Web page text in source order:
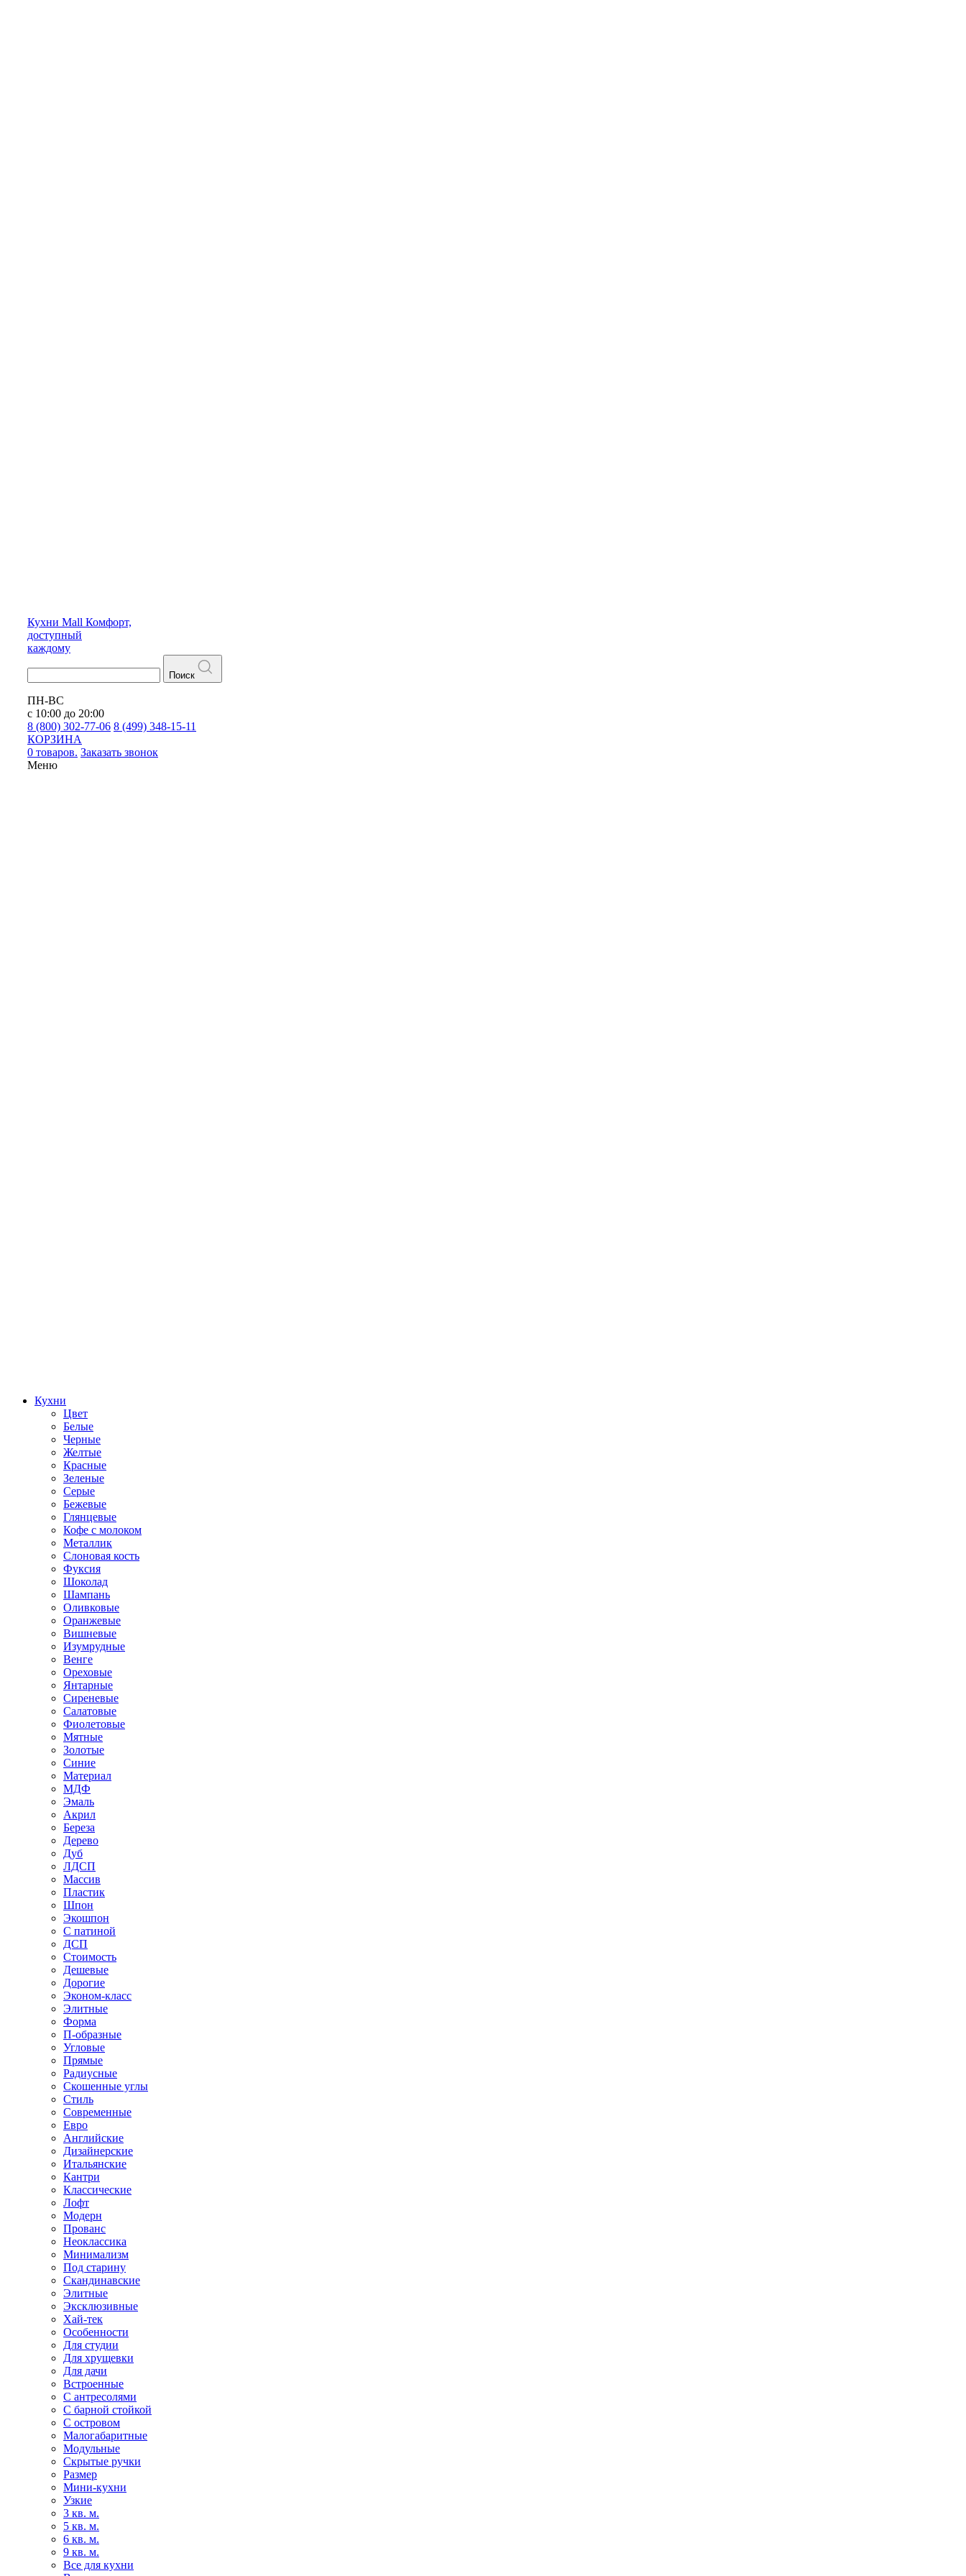
Кухни Mall Комфорт,
доступный
каждому
Поиск
ПН-ВС
с 10:00 до 20:00
8 (800) 302-77-06 8 (499) 348-15-11
КОРЗИНА
0 товаров. Заказать звонок
Меню
Кухни
Цвет
Белые
Черные
Желтые
Красные
Зеленые
Серые
Бежевые
Глянцевые
Кофе с молоком
Металлик
Слоновая кость
Фуксия
Шоколад
Шампань
Оливковые
Оранжевые
Вишневые
Изумрудные
Венге
Ореховые
Янтарные
Сиреневые
Салатовые
Фиолетовые
Мятные
Золотые
Синие
Материал
МДФ
Эмаль
Акрил
Береза
Дерево
Дуб
ЛДСП
Массив
Пластик
Шпон
Экошпон
С патиной
ДСП
Стоимость
Дешевые
Дорогие
Эконом-класс
Элитные
Форма
П-образные
Угловые
Прямые
Радиусные
Скошенные углы
Стиль
Современные
Евро
Английские
Дизайнерские
Итальянские
Кантри
Классические
Лофт
Модерн
Прованс
Неоклассика
Минимализм
Под старину
Скандинавские
Элитные
Эксклюзивные
Хай-тек
Особенности
Для студии
Для хрущевки
Для дачи
Встроенные
С антресолями
С барной стойкой
С островом
Малогабаритные
Модульные
Скрытые ручки
Размер
Мини-кухни
Узкие
3 кв. м.
5 кв. м.
6 кв. м.
9 кв. м.
Все для кухни